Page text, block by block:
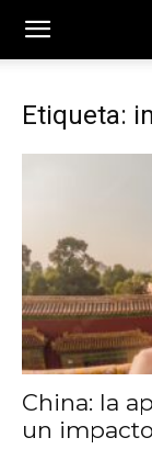
Etiqueta:
China: la
un